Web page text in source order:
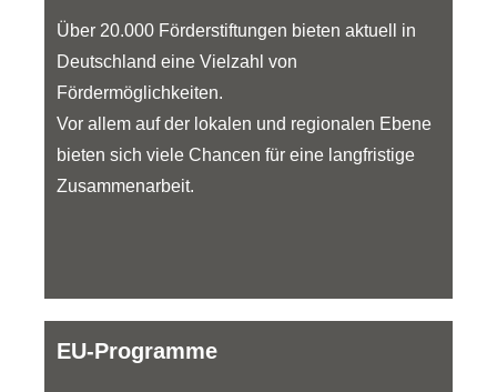
Über 20.000 Förderstiftungen bieten aktuell in
Deutschland eine Vielzahl von
Fördermöglichkeiten.
Vor allem auf der lokalen und regionalen Ebene
bieten sich viele Chancen für eine langfristige
Zusammenarbeit.
EU-Programme